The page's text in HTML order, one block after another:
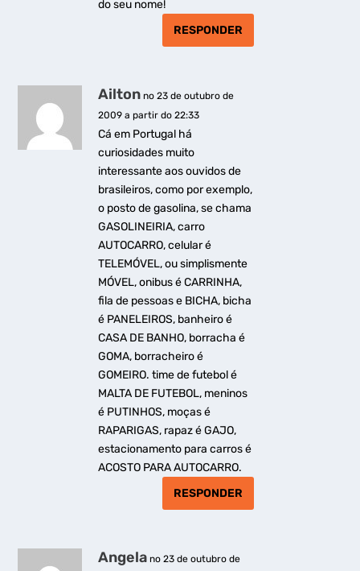
do seu nome!
RESPONDER
Ailton no 23 de outubro de
2009 a partir do 22:33
Cá em Portugal há
curiosidades muito
interessante aos ouvidos de
brasileiros, como por exemplo,
o posto de gasolina, se chama
GASOLINEIRIA, carro
AUTOCARRO, celular é
TELEMÓVEL, ou simplismente
MÓVEL, onibus é CARRINHA,
fila de pessoas e BICHA, bicha
é PANELEIROS, banheiro é
CASA DE BANHO, borracha é
GOMA, borracheiro é
GOMEIRO. time de futebol é
MALTA DE FUTEBOL, meninos
é PUTINHOS, moças é
RAPARIGAS, rapaz é GAJO,
estacionamento para carros é
ACOSTO PARA AUTOCARRO.
RESPONDER
Angela no 23 de outubro de